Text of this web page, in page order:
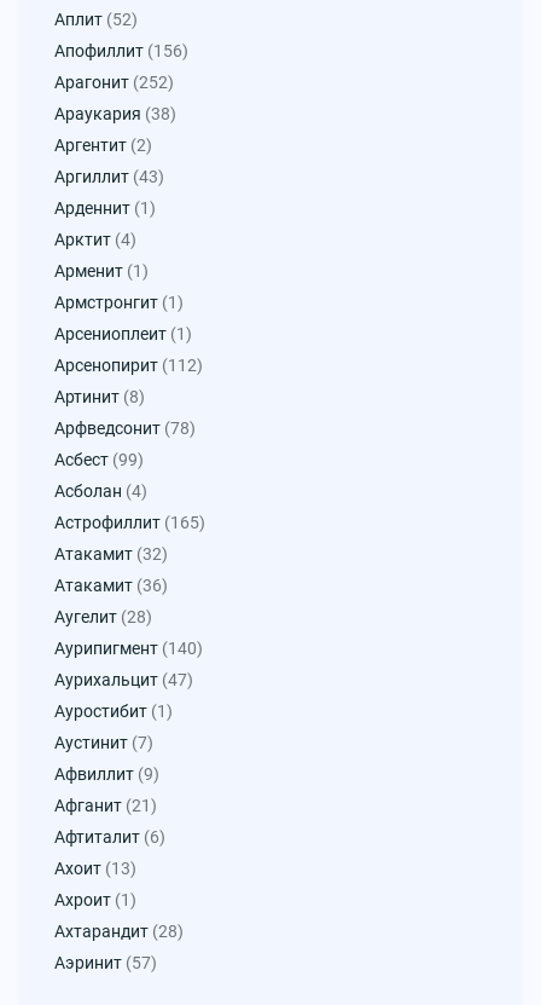
Аплит (52)
Апофиллит (156)
Арагонит (252)
Араукария (38)
Аргентит (2)
Аргиллит (43)
Арденнит (1)
Арктит (4)
Арменит (1)
Армстронгит (1)
Арсениоплеит (1)
Арсенопирит (112)
Артинит (8)
Арфведсонит (78)
Асбест (99)
Асболан (4)
Астрофиллит (165)
Атакамит (32)
Атакамит (36)
Аугелит (28)
Аурипигмент (140)
Аурихальцит (47)
Ауростибит (1)
Аустинит (7)
Афвиллит (9)
Афганит (21)
Афтиталит (6)
Ахоит (13)
Ахроит (1)
Ахтарандит (28)
Аэринит (57)